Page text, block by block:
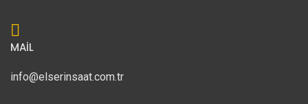
MAİL
info@elserinsaat.com.tr